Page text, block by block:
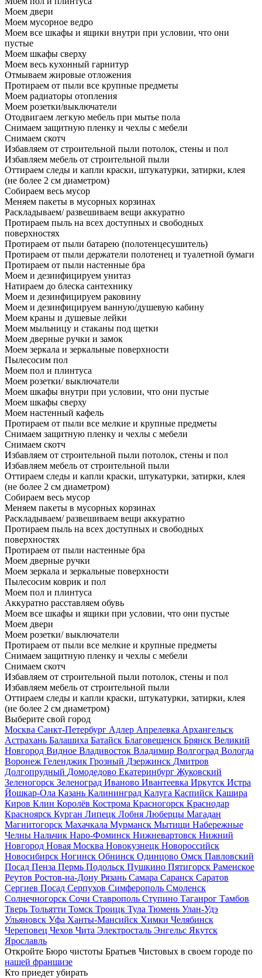
Моем двери
Моем мусорное ведро
Моем все шкафы и ящики внутри при условии, что они
пустые
Моем шкафы сверху
Моем весь кухонный гарнитур
Отмываем жировые отложения
Протираем от пыли все крупные предметы
Моем радиаторы отопления
Моем розетки/выключатели
Отодвигаем легкую мебель при мытье пола
Снимаем защитную пленку и чехлы с мебели
Снимаем скотч
Избавляем от строительной пыли потолок, стены и пол
Избавляем мебель от строительной пыли
Оттираем следы и капли краски, штукатурки, затирки, клея
(не более 2 см диаметром)
Собираем весь мусор
Меняем пакеты в мусорных корзинах
Раскладываем/ развешиваем вещи аккуратно
Протираем пыль на всех доступных и свободных
поверхностях
Протираем от пыли батарею (полотенцесушитель)
Протираем от пыли держатели полотенец и туалетной бумаги
Протираем от пыли настенные бра
Моем и дезинфицируем унитаз
Натираем до блеска сантехнику
Моем и дезинфицируем раковину
Моем и дезинфицируем ванную/душевую кабину
Моем краны и душевые лейки
Моем мыльницу и стаканы под щетки
Моем дверные ручки и замок
Моем зеркала и зеркальные поверхности
Пылесосим пол
Моем пол и плинтуса
Моем розетки/ выключатели
Моем шкафы внутри при условии, что они пустые
Моем шкафы сверху
Моем настенный кафель
Протираем от пыли все мелкие и крупные предметы
Снимаем защитную пленку и чехлы с мебели
Снимаем скотч
Избавляем от строительной пыли потолок, стены и пол
Избавляем мебель от строительной пыли
Оттираем следы и капли краски, штукатурки, затирки, клея
(не более 2 см диаметром)
Собираем весь мусор
Меняем пакеты в мусорных корзинах
Раскладываем/ развешиваем вещи аккуратно
Протираем пыль на всех доступных и свободных
поверхностях
Протираем от пыли настенные бра
Моем дверные ручки
Моем зеркала и зеркальные поверхности
Пылесосим коврик и пол
Моем пол и плинтуса
Аккуратно расставляем обувь
Моем все шкафы и ящики при условии, что они пустые
Моем двери
Моем розетки/ выключатели
Протираем от пыли все мелкие и крупные предметы
Снимаем защитную пленку и чехлы с мебели
Снимаем скотч
Избавляем от строительной пыли потолок, стены и пол
Избавляем мебель от строительной пыли
Оттираем следы и капли краски, штукатурки, затирки, клея
(не более 2 см диаметром)
Выберите свой город
Москва Санкт-Петербург Адлер Апрелевка Архангельск
Астрахань Балашиха Батайск Благовещенск Брянск Великий
Новгород Видное Владивосток Владимир Волгоград Вологда
Воронеж Геленджик Грозный Дзержинск Дмитров
Долгопрудный Домодедово Екатеринбург Жуковский
Зеленогорск Зеленоград Иваново Ивантеевка Иркутск Истра
Йошкар-Ола Казань Калининград Калуга Каспийск Кашира
Киров Клин Королёв Кострома Красногорск Краснодар
Красноярск Курган Липецк Лобня Люберцы Магадан
Магнитогорск Махачкала Мурманск Мытищи Набережные
Челны Нальчик Наро-Фоминск Нижневартовск Нижний
Новгород Новая Москва Новокузнецк Новороссийск
Новосибирск Ногинск Обнинск Одинцово Омск Павловский
Посад Пенза Пермь Подольск Пушкино Пятигорск Раменское
Реутов Ростов-на-Дону Рязань Самара Саранск Саратов
Сергиев Посад Серпухов Симферополь Смоленск
Солнечногорск Сочи Ставрополь Ступино Таганрог Тамбов
Тверь Тольятти Томск Троицк Тула Тюмень Улан-Удэ
Ульяновск Уфа Ханты-Мансийск Химки Челябинск
Череповец Чехов Чита Электросталь Энгельс Якутск
Ярославль
Откройте Бюро чистоты Братьев Чистовых в своем городе по
нашей франшизе
Кто приедет убирать